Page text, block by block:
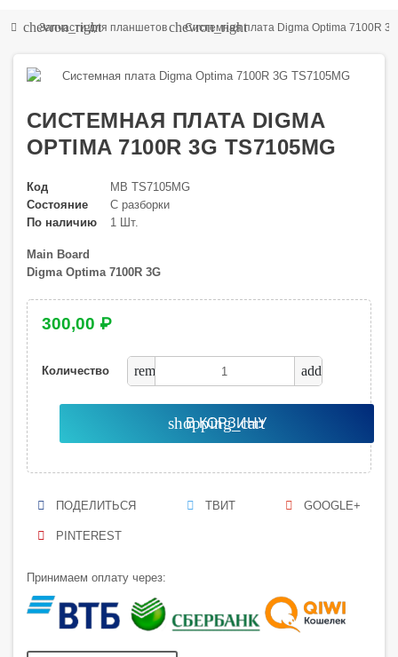
chevron_right
Запчасти для планшетовchevron_right
Системная плата Digma Optima 7100R
СИСТЕМНАЯ ПЛАТА DIGMA
OPTIMA 7100R 3G TS7105MG
Код
MB TS7105MG
Состояние
С разборки
По наличию
1 Шт.
Main Board
Digma Optima 7100R 3G
300,00 ₽
Количество remove add
shopping_cart
В КОРЗИНУ
ПОДЕЛИТЬСЯ ТВИТ GOOGLE+
PINTEREST
Принимаем оплату через: